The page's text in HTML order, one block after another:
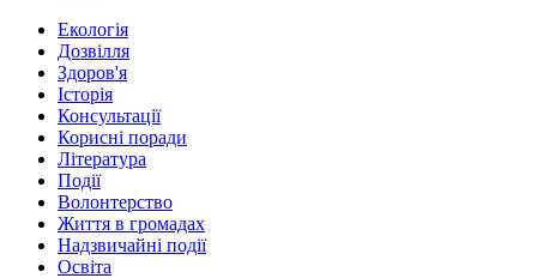
Екологія
Дозвілля
Здоров'я
Історія
Консультації
Корисні поради
Література
Події
Волонтерство
Життя в громадах
Надзвичайні події
Освіта